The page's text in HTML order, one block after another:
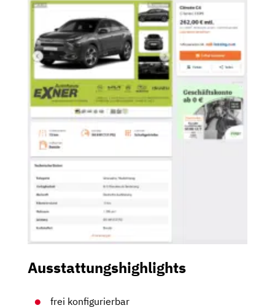
Ausstattungshighlights
frei konfigurierbar